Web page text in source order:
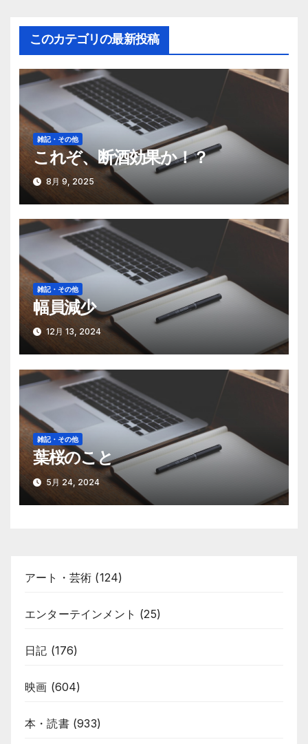
ビ
ゲ
ー
シ
ョ
ン
このカテゴリの最新投稿
雑記・その他
これぞ、断酒効果か！？
8月 9, 2025
雑記・その他
幅員減少
12月 13, 2024
雑記・その他
葉桜のこと
5月 24, 2024
アート・芸術 (124)
エンターテインメント (25)
日記 (176)
映画 (604)
本・読書(933)